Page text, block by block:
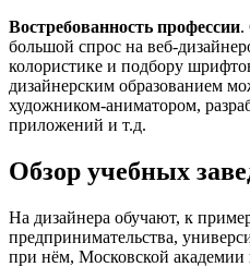
Востребованность профессии.
большой спрос на веб-
колористике и подбору
дизайнерским образованием
художником-аниматором,
приложений и т.д.
Обзор учебных
На дизайнера обучают, к
предпринимательства,
при нём, Московской академии